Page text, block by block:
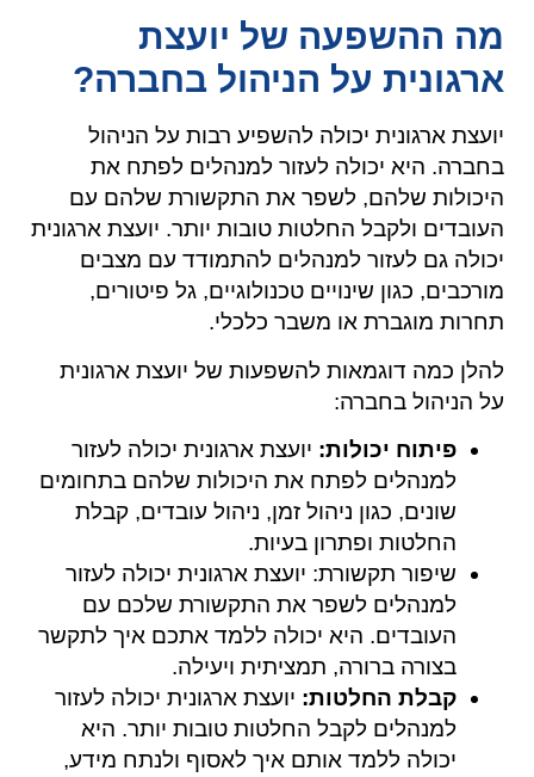
מה ההשפעה של יועצת
ארגונית על הניהול בחברה?
יועצת ארגונית יכולה להשפיע רבות על הניהול
בחברה. היא יכולה לעזור למנהלים לפתח את
היכולות שלהם, לשפר את התקשורת שלהם עם
העובדים ולקבל החלטות טובות יותר. יועצת ארגונית
יכולה גם לעזור למנהלים להתמודד עם מצבים
מורכבים, כגון שינויים טכנולוגיים, גל פיטורים,
תחרות מוגברת או משבר כלכלי.
להלן כמה דוגמאות להשפעות של יועצת ארגונית
על הניהול בחברה:
פיתוח יכולות: יועצת ארגונית יכולה לעזור
למנהלים לפתח את היכולות שלהם בתחומים
שונים, כגון ניהול זמן, ניהול עובדים, קבלת
החלטות ופתרון בעיות.
שיפור תקשורת: יועצת ארגונית יכולה לעזור
למנהלים לשפר את התקשורת שלכם עם
העובדים. היא יכולה ללמד אתכם איך לתקשר
בצורה ברורה, תמציתית ויעילה.
קבלת החלטות: יועצת ארגונית יכולה לעזור
למנהלים לקבל החלטות טובות יותר. היא
יכולה ללמד אותם איך לאסוף ולנתח מידע,